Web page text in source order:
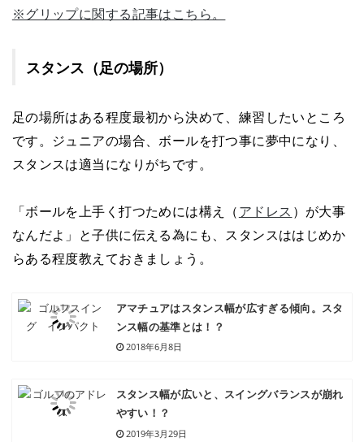
※グリップに関する記事はこちら。
スタンス（足の場所）
足の場所はある程度最初から決めて、練習したいところ
です。ジュニアの場合、ボールを打つ事に夢中になり、
スタンスは適当になりがちです。
「ボールを上手く打つためには構え（アドレス ）が大事
なんだよ」と子供に伝える為にも、スタンスははじめか
らある程度教えておきましょう。
アマチュアはスタンス幅が広すぎる傾向。スタ
ンス幅の基準とは！？
2018年6月8日
スタンス幅が広いと、スイングバランスが崩れ
やすい！？
2019年3月29日